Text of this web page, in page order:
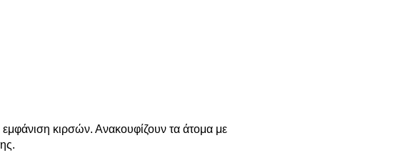
κιρσών. Ανακουφίζουν τα άτομα με